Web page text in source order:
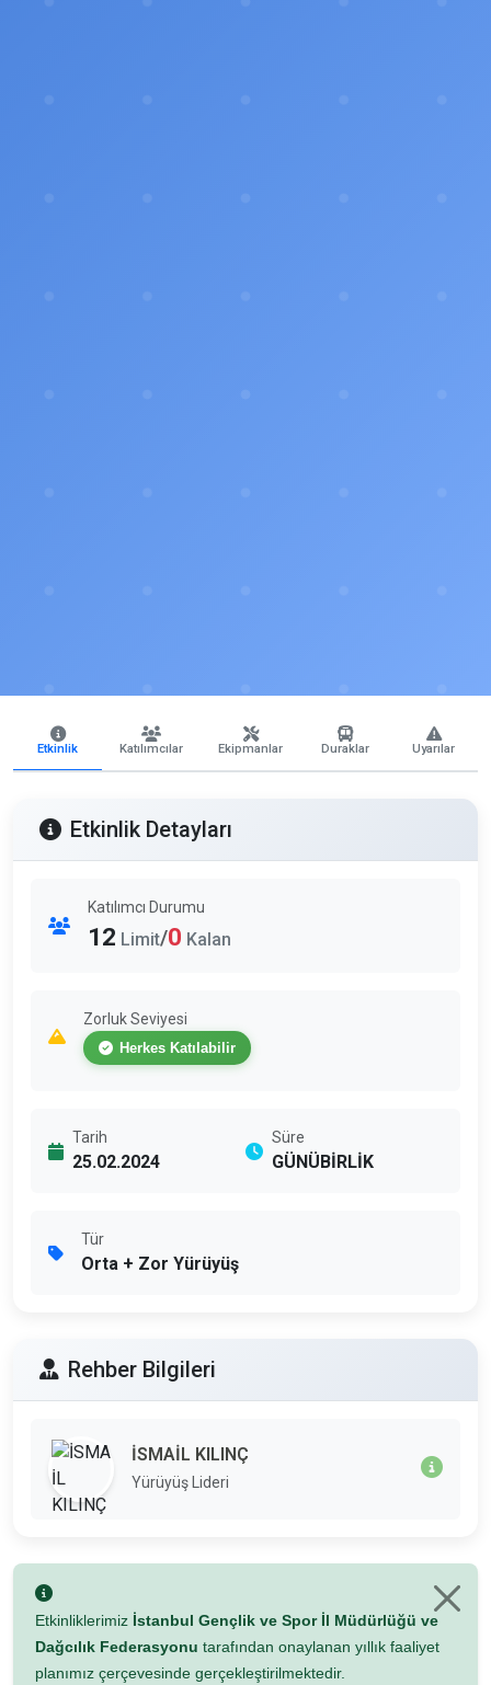
Etkinlik Katılımcılar Ekipmanlar Duraklar Uyarılar
Etkinlik Detayları
Katılımcı Durumu
12 Limit/0 Kalan
Zorluk Seviyesi
Herkes Katılabilir
Tarih
25.02.2024
Süre
GÜNÜBİRLİK
Tür
Orta + Zor Yürüyüş
Rehber Bilgileri
İSMAİL KILINÇ
Yürüyüş Lideri
Etkinliklerimiz İstanbul Gençlik ve Spor İl Müdürlüğü ve
Dağcılık Federasyonu tarafından onaylanan yıllık faaliyet
planımız çerçevesinde gerçekleştirilmektedir.